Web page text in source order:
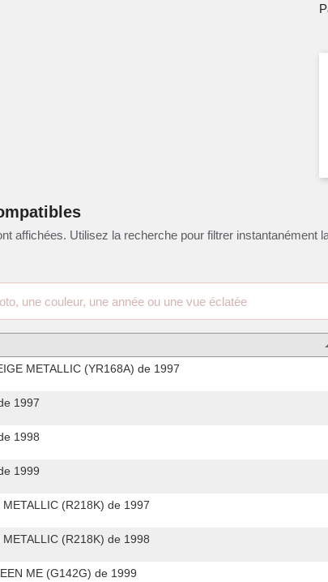
affichées. Utilisez la recherche pour filtrer instantanément
METALLIC (YR168A) de 1997
1997
1998
1999
(R218K) de 1997
(R218K) de 1998
ME (G142G) de 1999